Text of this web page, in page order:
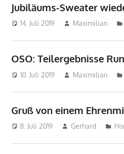
Jubiläums-Sweater
14. Juli 2019 Maximilian
OSO: Teilergebnisse
10. Juli 2019 Maximilian
Gruß von einem
8. Juli 2019 Gerhard